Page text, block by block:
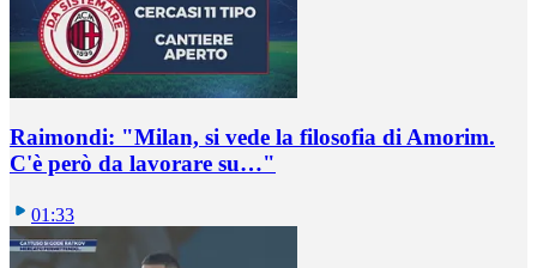
Raimondi: "Milan, si vede la filosofia di Amorim.
C'è però da lavorare su…"
01:33